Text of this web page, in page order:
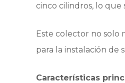
cinco cilindros, lo
Este colector no solo
para la instalación de
Características